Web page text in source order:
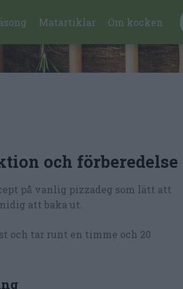
Matartiklar Om kocken
och förberedelse
på vanlig pizzadeg som lätt att
att baka ut.
och tar runt en timme och 20